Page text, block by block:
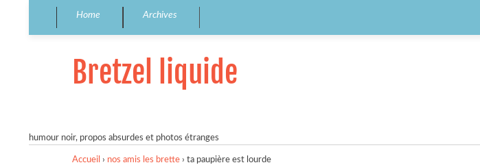
Home Archives
Bretzel liquide
humour noir, propos absurdes et photos étranges
Accueil › nos amis les brette › ta paupière est lourde